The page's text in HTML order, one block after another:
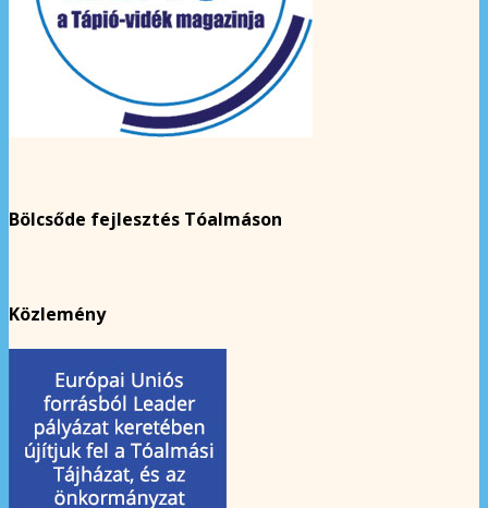
Bölcsőde fejlesztés Tóalmáson
Közlemény